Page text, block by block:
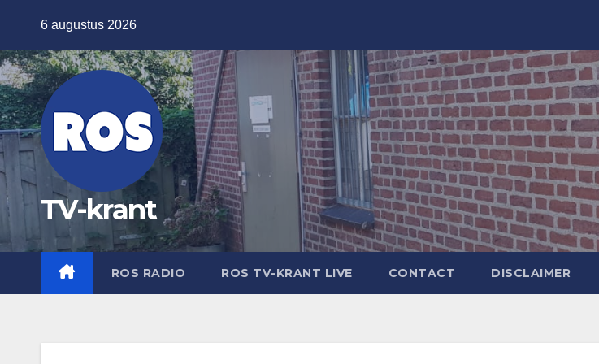
de
inhoud
6 augustus 2026
TV-krant
ROS RADIO ROS TV-KRANT LIVE CONTACT DISCLAIMER